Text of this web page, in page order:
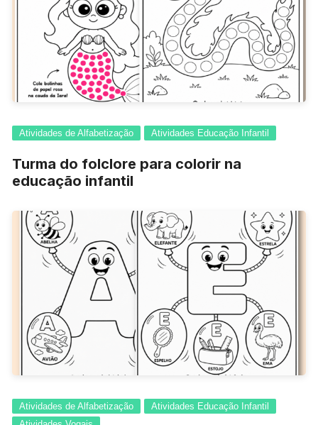
Atividades de Alfabetização Atividades Educação Infantil
Turma do folclore para colorir na
educação infantil
Atividades de Alfabetização
Atividades Educação Infantil